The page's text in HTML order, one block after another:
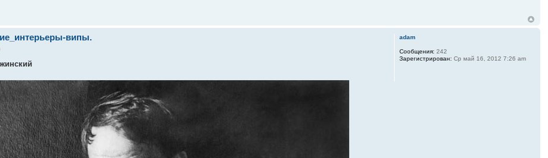
випы. adam
Сообщения: 242
Зарегистрирован: Ср май 16, 2012 7:26 am